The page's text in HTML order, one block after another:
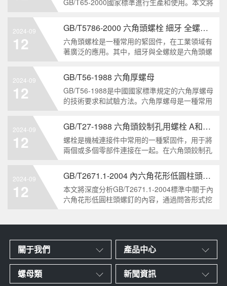
領域，幫助讀者更好地了解和應用該種螺釘。什
么是GB/T65-2000 開槽圓柱頭螺釘？GB/T65-
200
2024-09
12
GB/T5786-2000 六角頭螺栓 細牙 全螺紋——工業重要性和特點
六角頭螺栓是一種常用的緊固件，在工業領域有
著廣泛的應用。其中，細牙與全螺紋是六角頭螺
兩個方面，對GB/T5786-2000標準下的六角頭螺
栓 細牙 全螺紋進行深度分析和知識挖掘。什么
是GB/T57
2024-09
12
GB/T56-1988 六角厚螺母
GB/T56-1988是中國國家標準規定的六角厚螺母
的技術要求和試驗方法。六角厚螺母是一種常用
用于需要更大的力矩和耐久性的緊固裝配。六角
厚螺母的材料和制造工藝六角厚螺母通常由低碳
鋼、中碳鋼或合金鋼
2024-09
12
GB/T27-1988 六角頭鉸制孔用螺栓 A和B級
螺栓是機械連接件中常用的一種緊固件，用于將
兩個或多個零部件連接在一起。在六角頭鉸制孔
級和B級兩種。下面我們來分析一下這兩種級別
的螺栓有哪些區別。1. A級和B級的定義和標準
有什么不同?A級和B級是
2024-09
12
GB/T2671.1-2004 內六角花形低圓柱頭螺釘
本文將深度分析GB/T2671.1-2004標準中關于內
六角花形低圓柱頭螺釘的內容，通過問答形式挖
關于我們 產品中心
螺母類 新聞資訊